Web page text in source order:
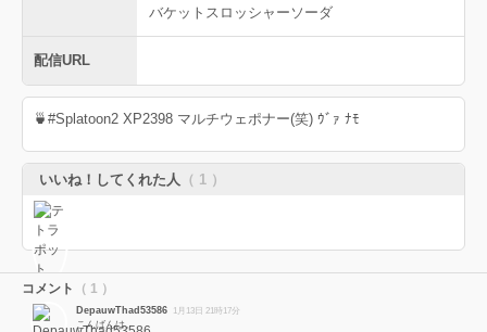
バケットスロッシャーソーダ
配信URL
🍵#Splatoon2 XP2398 マルチウェポナー(笑) ｳﾞｧ ﾅﾓ
いいね！してくれた人 （ 1 ）
コメント （ 1 ）
DepauwThad53586 1月13日 21時17分
こんばんは。